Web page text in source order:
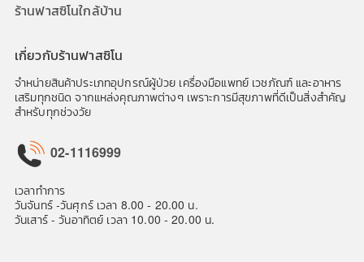
ร้านฟาสซิโนใกล้บ้าน
เกี่ยวกับร้านฟาสซิโน
จำหน่ายสินค้าประเภทอุปกรณ์ผู้ป่วย เครื่องมือแพทย์ เวชภัณฑ์ และอาหาร
เสริมทุกชนิด จากแหล่งคุณภาพต่างๆ เพราะการมีสุขภาพที่ดีเป็นสิ่งสำคัญ
สำหรับทุกช่วงวัย
02-1116999
เวลาทำการ
วันจันทร์ -วันศุกร์ เวลา 8.00 - 20.00 น.
วันเสาร์ - วันอาทิตย์ เวลา 10.00 - 20.00 น.